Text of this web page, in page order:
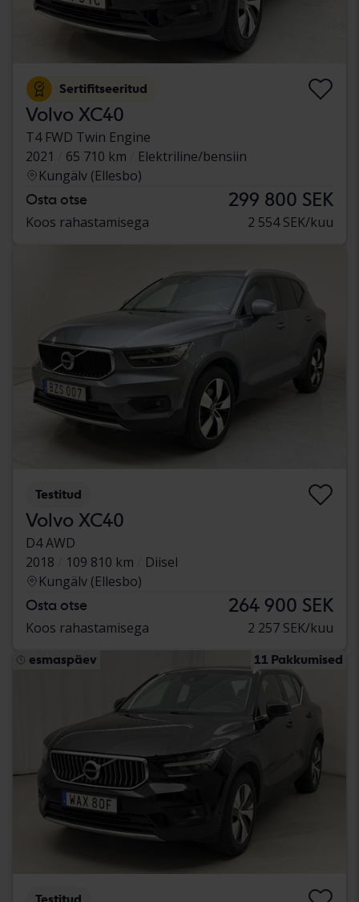
Sertifitseeritud
Volvo XC40
T4 FWD Twin Engine
2021
65 710 km
Elektriline/bensiin
Kungälv (Ellesbo)
Osta otse 299 800 SEK
Koos rahastamisega 2 554 SEK/kuu
Testitud
Volvo XC40
D4 AWD
2018
109 810 km
Diisel
Kungälv (Ellesbo)
Osta otse 264 900 SEK
Koos rahastamisega 2 257 SEK/kuu
esmaspäev 11 Pakkumised